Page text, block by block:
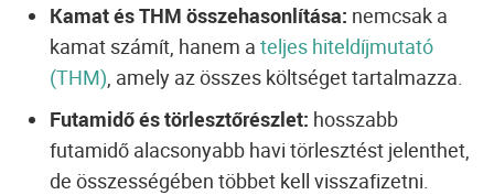
Kamat és THM összehasonlítása: nemcsak a
kamat számít, hanem a teljes hiteldíjmutató
(THM) , amely az összes költséget tartalmazza.
Futamidő és törlesztőrészlet: hosszabb
futamidő alacsonyabb havi törlesztést jelenthet,
de összességében többet kell visszafizetni.